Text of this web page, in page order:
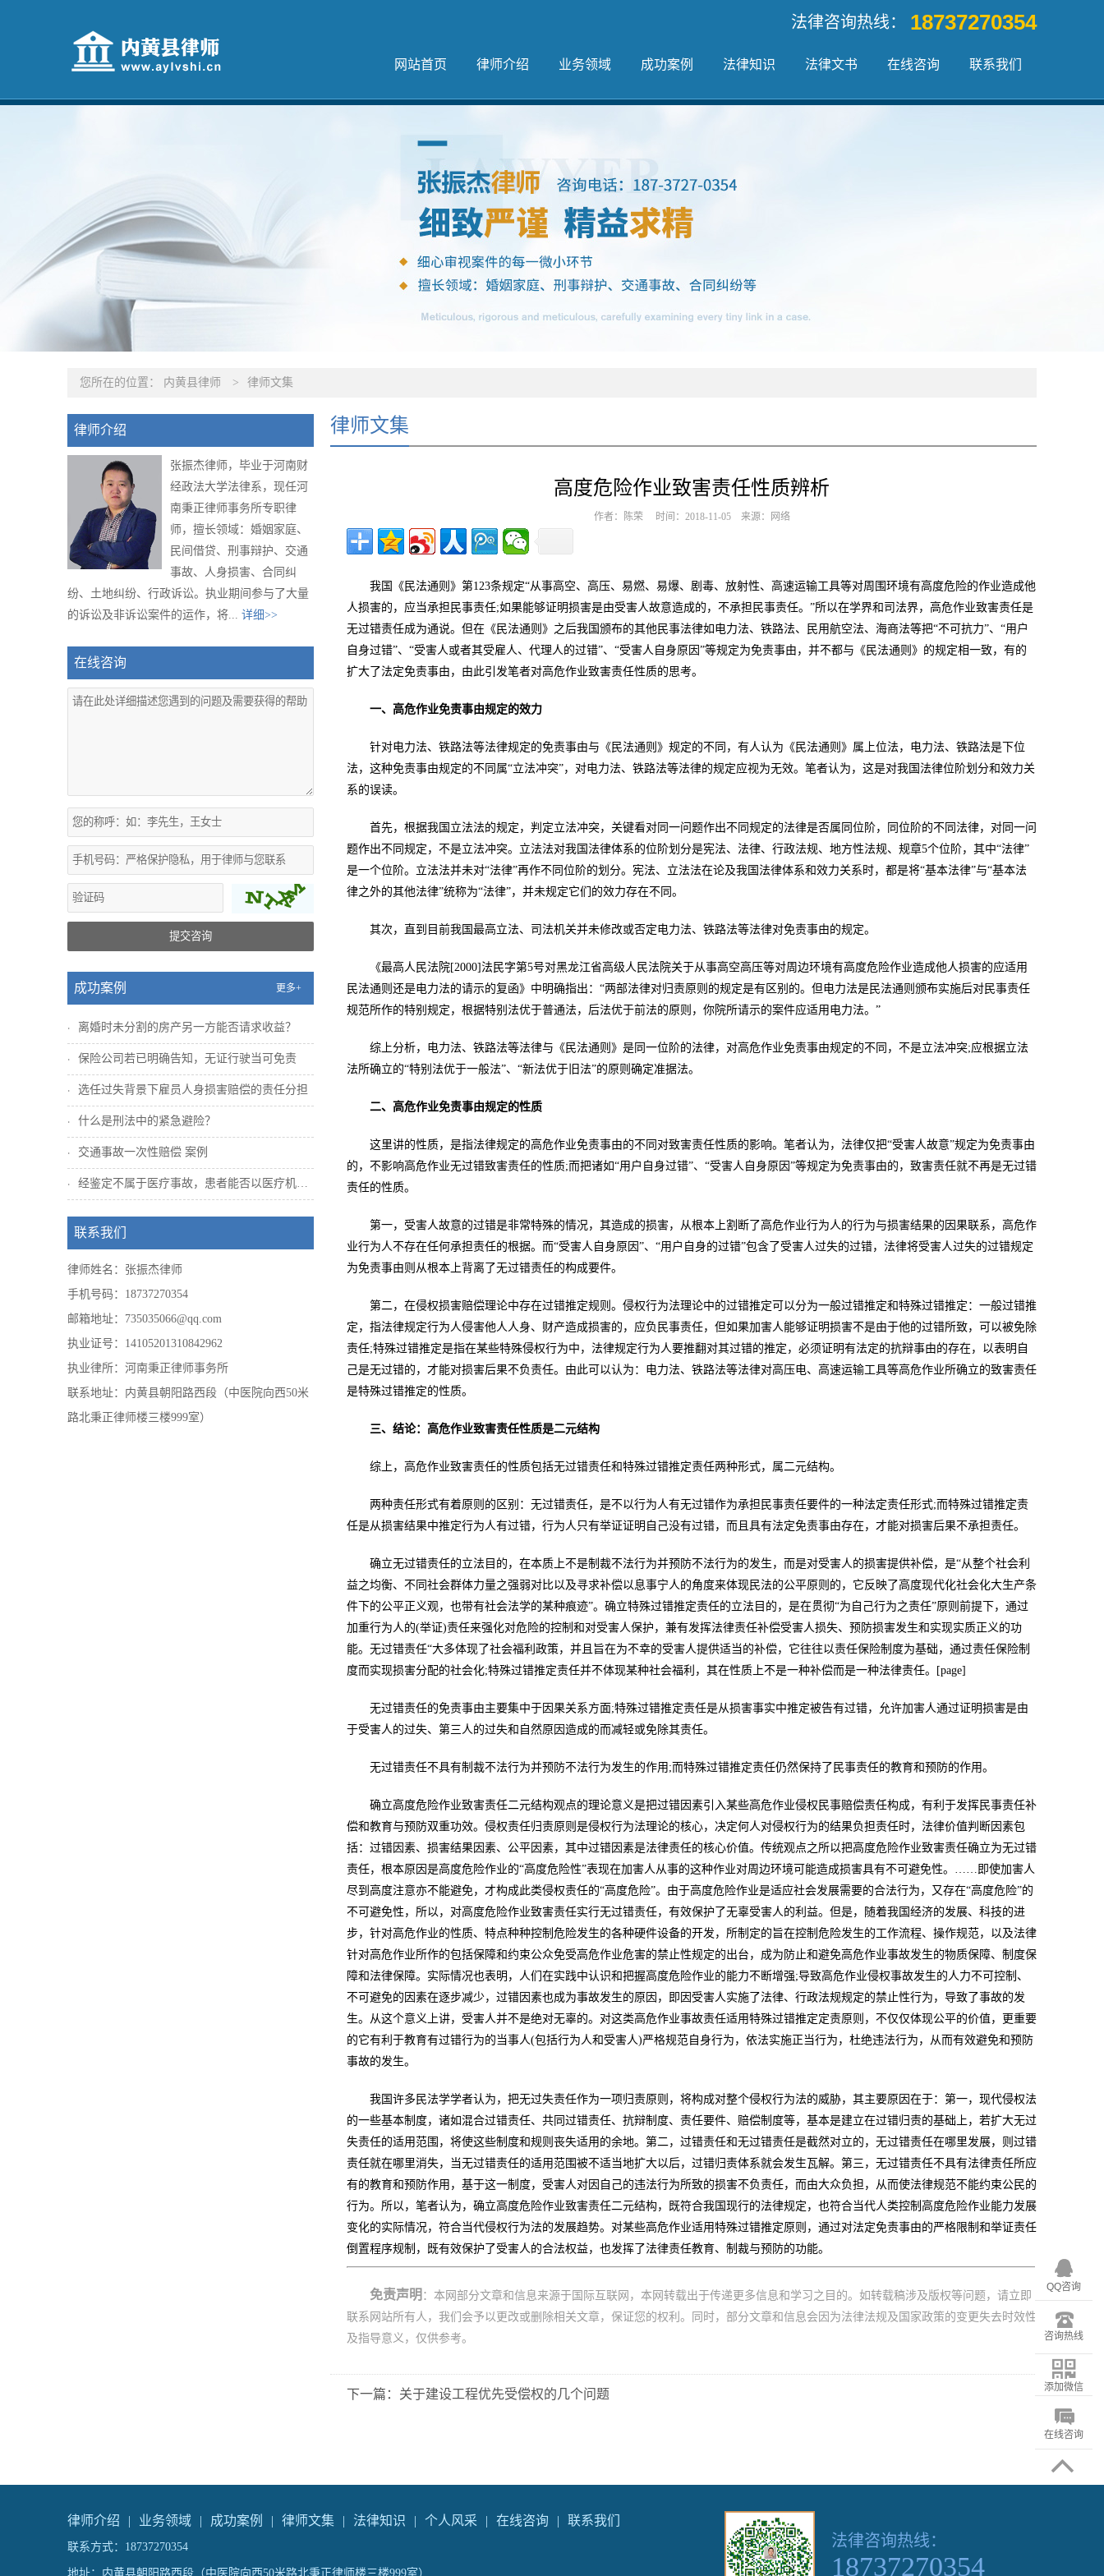
18737270354
法律咨询热线：
网站首页 律师介绍 业务领域 成功案例 法律知识 法律文书 在线咨询 联系我们
您所在的位置： 内黄县律师 > 律师文集
律师介绍
张振杰律师，毕业于河南财
经政法大学法律系，现任河
南秉正律师事务所专职律
师，擅长领域：婚姻家庭、
民间借贷、刑事辩护、交通
事故、人身损害、合同纠
纷、土地纠纷、行政诉讼。执业期间参与了大量
的诉讼及非诉讼案件的运作，将... 详细>>
在线咨询
提交咨询
成功案例 更多+
离婚时未分割的房产另一方能否请求收益？
保险公司若已明确告知，无证行驶当可免责
选任过失背景下雇员人身损害赔偿的责任分担
什么是刑法中的紧急避险？
交通事故一次性赔偿 案例
经鉴定不属于医疗事故，患者能否以医疗机构...
联系我们
律师姓名：张振杰律师
手机号码：18737270354
邮箱地址：735035066@qq.com
执业证号：14105201310842962
执业律所：河南秉正律师事务所
联系地址：内黄县朝阳路西段（中医院向西50米
路北秉正律师楼三楼999室）
律师文集
高度危险作业致害责任性质辨析
作者：陈荣 时间：2018-11-05 来源：网络
我国《民法通则》第123条规定“从事高空、高压、易燃、易爆、剧毒、放射性、高速运输工具等对周围环境有高度危险的作业造成他
人损害的，应当承担民事责任;如果能够证明损害是由受害人故意造成的，不承担民事责任。”所以在学界和司法界，高危作业致害责任是
无过错责任成为通说。但在《民法通则》之后我国颁布的其他民事法律如电力法、铁路法、民用航空法、海商法等把“不可抗力”、“用户
自身过错”、“受害人或者其受雇人、代理人的过错”、“受害人自身原因”等规定为免责事由，并不都与《民法通则》的规定相一致，有的
扩大了法定免责事由，由此引发笔者对高危作业致害责任性质的思考。
一、高危作业免责事由规定的效力
针对电力法、铁路法等法律规定的免责事由与《民法通则》规定的不同，有人认为《民法通则》属上位法，电力法、铁路法是下位
法，这种免责事由规定的不同属“立法冲突”，对电力法、铁路法等法律的规定应视为无效。笔者认为，这是对我国法律位阶划分和效力关
系的误读。
首先，根据我国立法法的规定，判定立法冲突，关键看对同一问题作出不同规定的法律是否属同位阶，同位阶的不同法律，对同一问
题作出不同规定，不是立法冲突。立法法对我国法律体系的位阶划分是宪法、法律、行政法规、地方性法规、规章5个位阶，其中“法律”
是一个位阶。立法法并未对“法律”再作不同位阶的划分。宪法、立法法在论及我国法律体系和效力关系时，都是将“基本法律”与“基本法
律之外的其他法律”统称为“法律”，并未规定它们的效力存在不同。
其次，直到目前我国最高立法、司法机关并未修改或否定电力法、铁路法等法律对免责事由的规定。
《最高人民法院[2000]法民字第5号对黑龙江省高级人民法院关于从事高空高压等对周边环境有高度危险作业造成他人损害的应适用
民法通则还是电力法的请示的复函》中明确指出：“两部法律对归责原则的规定是有区别的。但电力法是民法通则颁布实施后对民事责任
规范所作的特别规定，根据特别法优于普通法，后法优于前法的原则，你院所请示的案件应适用电力法。”
综上分析，电力法、铁路法等法律与《民法通则》是同一位阶的法律，对高危作业免责事由规定的不同，不是立法冲突;应根据立法
法所确立的“特别法优于一般法”、“新法优于旧法”的原则确定准据法。
二、高危作业免责事由规定的性质
这里讲的性质，是指法律规定的高危作业免责事由的不同对致害责任性质的影响。笔者认为，法律仅把“受害人故意”规定为免责事由
的，不影响高危作业无过错致害责任的性质;而把诸如“用户自身过错”、“受害人自身原因”等规定为免责事由的，致害责任就不再是无过错
责任的性质。
第一，受害人故意的过错是非常特殊的情况，其造成的损害，从根本上割断了高危作业行为人的行为与损害结果的因果联系，高危作
业行为人不存在任何承担责任的根据。而“受害人自身原因”、“用户自身的过错”包含了受害人过失的过错，法律将受害人过失的过错规定
为免责事由则从根本上背离了无过错责任的构成要件。
第二，在侵权损害赔偿理论中存在过错推定规则。侵权行为法理论中的过错推定可以分为一般过错推定和特殊过错推定：一般过错推
定，指法律规定行为人侵害他人人身、财产造成损害的，应负民事责任，但如果加害人能够证明损害不是由于他的过错所致，可以被免除
责任;特殊过错推定是指在某些特殊侵权行为中，法律规定行为人要推翻对其过错的推定，必须证明有法定的抗辩事由的存在，以表明自
己是无过错的，才能对损害后果不负责任。由此可以认为：电力法、铁路法等法律对高压电、高速运输工具等高危作业所确立的致害责任
是特殊过错推定的性质。
三、结论：高危作业致害责任性质是二元结构
综上，高危作业致害责任的性质包括无过错责任和特殊过错推定责任两种形式，属二元结构。
两种责任形式有着原则的区别：无过错责任，是不以行为人有无过错作为承担民事责任要件的一种法定责任形式;而特殊过错推定责
任是从损害结果中推定行为人有过错，行为人只有举证证明自己没有过错，而且具有法定免责事由存在，才能对损害后果不承担责任。
确立无过错责任的立法目的，在本质上不是制裁不法行为并预防不法行为的发生，而是对受害人的损害提供补偿，是“从整个社会利
益之均衡、不同社会群体力量之强弱对比以及寻求补偿以息事宁人的角度来体现民法的公平原则的，它反映了高度现代化社会化大生产条
件下的公平正义观，也带有社会法学的某种痕迹”。确立特殊过错推定责任的立法目的，是在贯彻“为自己行为之责任”原则前提下，通过
加重行为人的(举证)责任来强化对危险的控制和对受害人保护，兼有发挥法律责任补偿受害人损失、预防损害发生和实现实质正义的功
能。无过错责任“大多体现了社会福利政策，并且旨在为不幸的受害人提供适当的补偿，它往往以责任保险制度为基础，通过责任保险制
度而实现损害分配的社会化;特殊过错推定责任并不体现某种社会福利，其在性质上不是一种补偿而是一种法律责任。[page]
无过错责任的免责事由主要集中于因果关系方面;特殊过错推定责任是从损害事实中推定被告有过错，允许加害人通过证明损害是由
于受害人的过失、第三人的过失和自然原因造成的而减轻或免除其责任。
无过错责任不具有制裁不法行为并预防不法行为发生的作用;而特殊过错推定责任仍然保持了民事责任的教育和预防的作用。
确立高度危险作业致害责任二元结构观点的理论意义是把过错因素引入某些高危作业侵权民事赔偿责任构成，有利于发挥民事责任补
偿和教育与预防双重功效。侵权责任归责原则是侵权行为法理论的核心，决定何人对侵权行为的结果负担责任时，法律价值判断因素包
括：过错因素、损害结果因素、公平因素，其中过错因素是法律责任的核心价值。传统观点之所以把高度危险作业致害责任确立为无过错
责任，根本原因是高度危险作业的“高度危险性”表现在加害人从事的这种作业对周边环境可能造成损害具有不可避免性。……即使加害人
尽到高度注意亦不能避免，才构成此类侵权责任的“高度危险”。由于高度危险作业是适应社会发展需要的合法行为，又存在“高度危险”的
不可避免性，所以，对高度危险作业致害责任实行无过错责任，有效保护了无辜受害人的利益。但是，随着我国经济的发展、科技的进
步，针对高危作业的性质、特点种种控制危险发生的各种硬件设备的开发，所制定的旨在控制危险发生的工作流程、操作规范，以及法律
针对高危作业所作的包括保障和约束公众免受高危作业危害的禁止性规定的出台，成为防止和避免高危作业事故发生的物质保障、制度保
障和法律保障。实际情况也表明，人们在实践中认识和把握高度危险作业的能力不断增强;导致高危作业侵权事故发生的人力不可控制、
不可避免的因素在逐步减少，过错因素也成为事故发生的原因，即因受害人实施了法律、行政法规规定的禁止性行为，导致了事故的发
生。从这个意义上讲，受害人并不是绝对无辜的。对这类高危作业事故责任适用特殊过错推定定责原则，不仅仅体现公平的价值，更重要
的它有利于教育有过错行为的当事人(包括行为人和受害人)严格规范自身行为，依法实施正当行为，杜绝违法行为，从而有效避免和预防
事故的发生。
我国许多民法学学者认为，把无过失责任作为一项归责原则，将构成对整个侵权行为法的威胁，其主要原因在于：第一，现代侵权法
的一些基本制度，诸如混合过错责任、共同过错责任、抗辩制度、责任要件、赔偿制度等，基本是建立在过错归责的基础上，若扩大无过
失责任的适用范围，将使这些制度和规则丧失适用的余地。第二，过错责任和无过错责任是截然对立的，无过错责任在哪里发展，则过错
责任就在哪里消失，当无过错责任的适用范围被不适当地扩大以后，过错归责体系就会发生瓦解。第三，无过错责任不具有法律责任所应
有的教育和预防作用，基于这一制度，受害人对因自己的违法行为所致的损害不负责任，而由大众负担，从而使法律规范不能约束公民的
行为。所以，笔者认为，确立高度危险作业致害责任二元结构，既符合我国现行的法律规定，也符合当代人类控制高度危险作业能力发展
变化的实际情况，符合当代侵权行为法的发展趋势。对某些高危作业适用特殊过错推定原则，通过对法定免责事由的严格限制和举证责任
倒置程序规制，既有效保护了受害人的合法权益，也发挥了法律责任教育、制裁与预防的功能。
免责声明 ：本网部分文章和信息来源于国际互联网，本网转载出于传递更多信息和学习之目的。如转载稿涉及版权等问题，请立即
联系网站所有人，我们会予以更改或删除相关文章，保证您的权利。同时，部分文章和信息会因为法律法规及国家政策的变更失去时效性
及指导意义，仅供参考。
下一篇：关于建设工程优先受偿权的几个问题
律师介绍 | 业务领域 | 成功案例 | 律师文集 | 法律知识 | 个人风采 | 在线咨询 | 联系我们
法律咨询热线：
18737270354
联系方式：18737270354
地址：内黄县朝阳路西段（中医院向西50米路北秉正律师楼三楼999室）
QQ咨询
咨询热线
添加微信
在线咨询